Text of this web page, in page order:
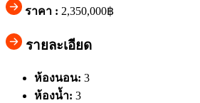
ราคา : 2,350,000฿
รายละเอียด
ห้องนอน: 3
ห้องน้ำ: 3